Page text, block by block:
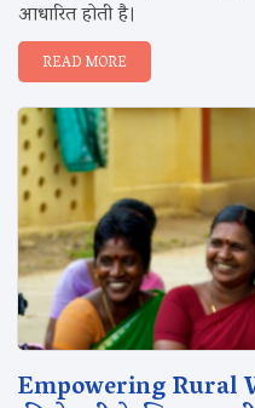
आधारित होती है।
READ MORE
Empowering Rural